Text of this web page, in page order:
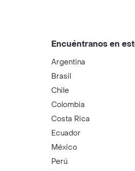
Encuéntranos en
Argentina
Brasil
Chile
Colombia
Costa Rica
Ecuador
México
Perú